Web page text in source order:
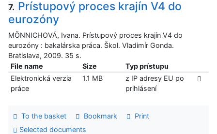
7. Prístupový proces krajín V4 do
eurozóny
MÖNNICHOVÁ, Ivana. Prístupový proces krajín V4 do
eurozóny : bakalárska práca. Škol. Vladimír Gonda.
Bratislava, 2009. 35 s.
File name
Size
Typ prístupu
Elektronická verzia
práce
1.1 MB
z IP adresy EU po
prihlásení
To the basket Bookmark
Print
Selected documents